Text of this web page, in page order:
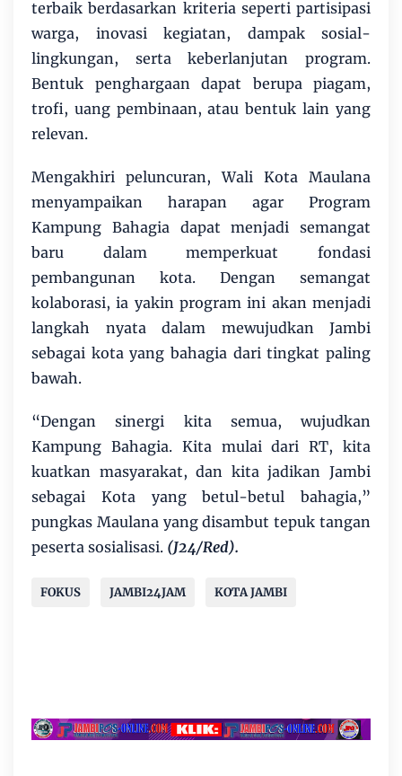
terbaik berdasarkan kriteria seperti partisipasi
warga, inovasi kegiatan, dampak sosial-
lingkungan, serta keberlanjutan program.
Bentuk penghargaan dapat berupa piagam,
trofi, uang pembinaan, atau bentuk lain yang
relevan.
Mengakhiri peluncuran, Wali Kota Maulana
menyampaikan harapan agar Program
Kampung Bahagia dapat menjadi semangat
baru dalam memperkuat fondasi
pembangunan kota. Dengan semangat
kolaborasi, ia yakin program ini akan menjadi
langkah nyata dalam mewujudkan Jambi
sebagai kota yang bahagia dari tingkat paling
bawah.
“Dengan sinergi kita semua, wujudkan
Kampung Bahagia. Kita mulai dari RT, kita
kuatkan masyarakat, dan kita jadikan Jambi
sebagai Kota yang betul-betul bahagia,”
pungkas Maulana yang disambut tepuk tangan
peserta sosialisasi. (J24/Red).
FOKUS JAMBI24JAM KOTA JAMBI